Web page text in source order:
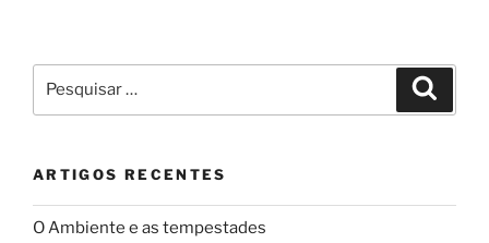
por:
ARTIGOS RECENTES
O Ambiente e as tempestades